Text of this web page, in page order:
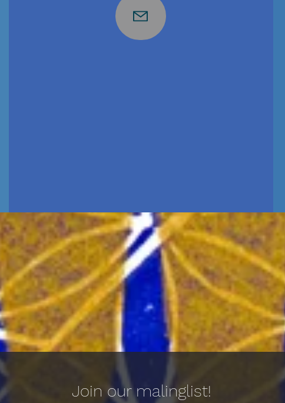
Join our malinglist!